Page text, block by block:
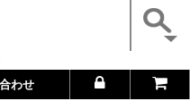
わせ